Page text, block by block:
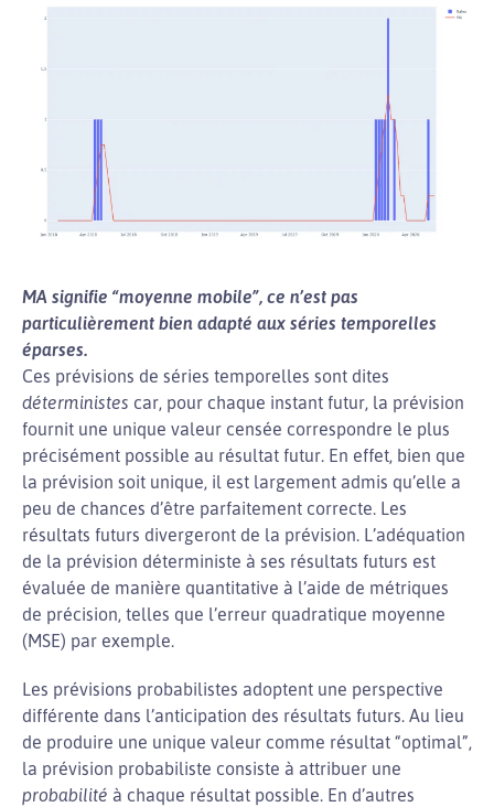
MA signifie “moyenne mobile”, ce n’est pas
particulièrement bien adapté aux séries temporelles
éparses.
Ces prévisions de séries temporelles sont dites
déterministes car, pour chaque instant futur, la prévision
fournit une unique valeur censée correspondre le plus
précisément possible au résultat futur. En effet, bien que
la prévision soit unique, il est largement admis qu’elle a
peu de chances d’être parfaitement correcte. Les
résultats futurs divergeront de la prévision. L’adéquation
de la prévision déterministe à ses résultats futurs est
évaluée de manière quantitative à l’aide de métriques
de précision, telles que l’erreur quadratique moyenne
(MSE) par exemple.
Les prévisions probabilistes adoptent une perspective
différente dans l’anticipation des résultats futurs. Au lieu
de produire une unique valeur comme résultat “optimal”,
la prévision probabiliste consiste à attribuer une
probabilité à chaque résultat possible. En d’autres